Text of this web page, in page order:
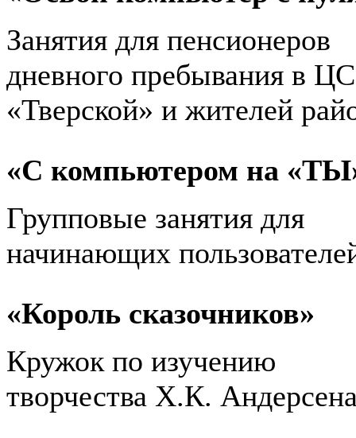
Занятия для пенсионеров
дневного пребывания в
«Тверской» и жителей
«С компьютером на
Групповые занятия для
начинающих
«Король сказочников»
Кружок по изучению
творчества Х.К.